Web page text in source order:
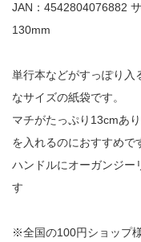
JAN：4542804076882
130mm
単行本などがすっぽり入
なサイズの紙袋です。
マチがたっぷり13cmあ
を入れるのにおすすめで
ハンドルにオーガンジー
す
※全国の100円ショップ